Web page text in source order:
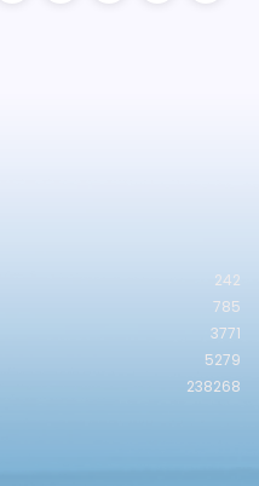
242
785
3771
5279
238268